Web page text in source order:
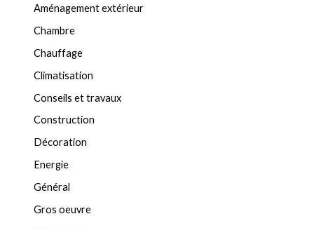
Aménagement extérieur
Chambre
Chauffage
Climatisation
Conseils et travaux
Construction
Décoration
Energie
Général
Gros oeuvre